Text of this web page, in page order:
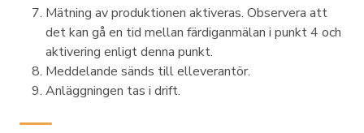
Mätning av produktionen aktiveras. Observera att
det kan gå en tid mellan färdiganmälan i punkt 4 och
aktivering enligt denna punkt.
Meddelande sänds till elleverantör.
Anläggningen tas i drift.